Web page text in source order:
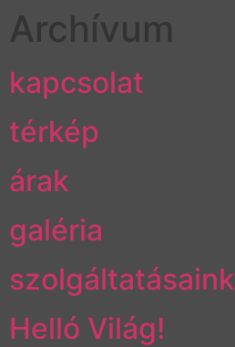
Archívum
kapcsolat
térkép
árak
galéria
szolgáltatásaink
Helló Világ!